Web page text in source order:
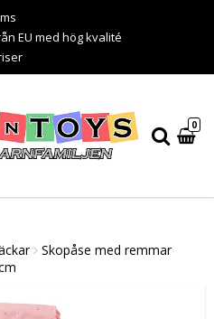
EU med hög kvalité
0
Skopåse med remmar